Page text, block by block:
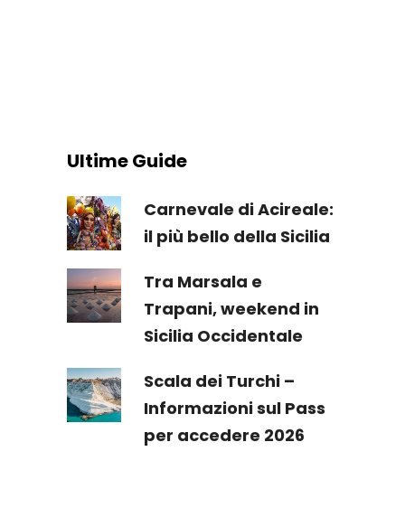
Ultime Guide
Carnevale di Acireale:
il più bello della Sicilia
Tra Marsala e
Trapani, weekend in
Sicilia Occidentale
Scala dei Turchi –
Informazioni sul Pass
per accedere 2026